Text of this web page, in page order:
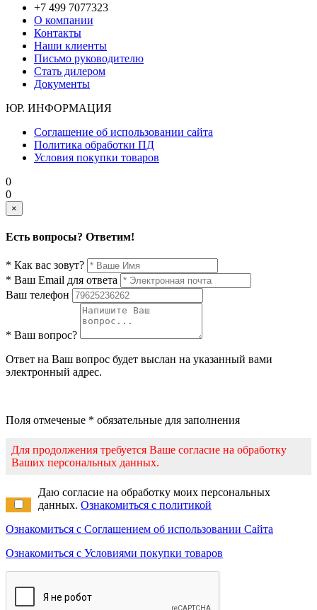
+7 499 7077323
О компании
Контакты
Наши клиенты
Письмо руководителю
Стать дилером
Документы
ЮР. ИНФОРМАЦИЯ
Соглашение об использовании сайта
Политика обработки ПД
Условия покупки товаров
0
0
×
Есть вопросы? Ответим!
* Как вас зовут?
* Ваш Email для ответа
Ваш телефон
* Ваш вопрос?
Ответ на Ваш вопрос будет выслан на указанный вами
электронный адрес.
Поля отмеченые * обязательные для заполнения
Для продолжения требуется Ваше согласие на обработку
Ваших персональных данных.
Даю согласие на обработку моих персональных
данных. Ознакомиться с политикой
Ознакомиться с Соглашением об использовании Сайта
Ознакомиться с Условиями покупки товаров